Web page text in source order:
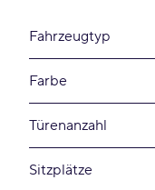
Fahrzeugtyp
Farbe
Türenanzahl
Sitzplätze